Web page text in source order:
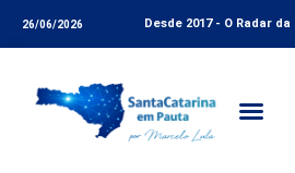
26/06/2026 Desde 2017 - O Radar